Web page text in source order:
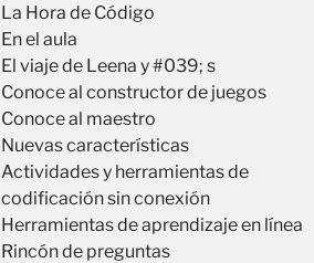
La Hora de Código
En el aula
El viaje de Leena y #039; s
Conoce al constructor de juegos
Conoce al maestro
Nuevas características
Actividades y herramientas de
codificación sin conexión
Herramientas de aprendizaje en línea
Rincón de preguntas